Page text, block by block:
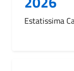
Estatissima